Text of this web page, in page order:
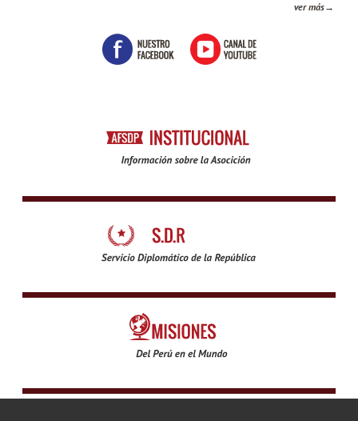
ver más